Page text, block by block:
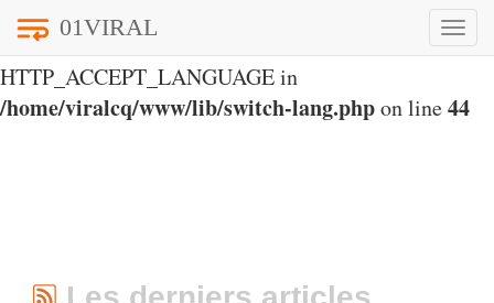
Notice
HTTP_ACCEPT_LANGUAGE in
/home/viralcq/www/lib/switch-lang.phpon line44
Toggle
01VIRAL